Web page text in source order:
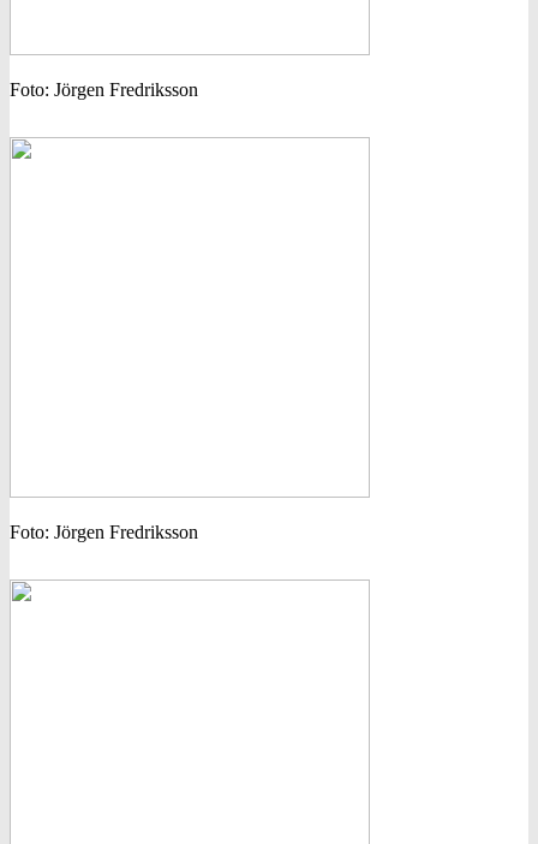
Foto: Jörgen Fredriksson
Foto: Jörgen Fredriksson